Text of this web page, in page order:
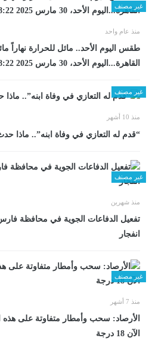
غير مصنف
منذ عام واحد
طقس اليوم الأحد.. مائل للحرارة نهاراً
القاهرة...اليوم الأحد، 30 مارس 2025 08:22 صـ منذ 55 دقيقة
غير مصنف
منذ 10 أشهر
“قدم له التعازي في وفاة ابنه”.. ماذا
غير مصنف
منذ شهرين
تفعيل الدفاعات الجوية في محافظة
انفجار
غير مصنف
منذ 7 أشهر
الأرصاد: سحب وأمطار متفاوتة على هذه
الآن 18 درجة